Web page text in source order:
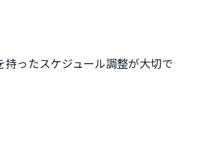
ったスケジュール調整が大切で